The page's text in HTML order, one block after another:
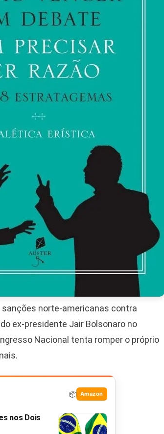
sanções norte-americanas contra
ex-presidente Jair Bolsonaro no
Nacional tenta romper o próprio
📦 Amazon
nos Dois